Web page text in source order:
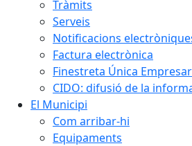
Tràmits
Serveis
Notificacions
Factura electrònica
Finestreta Única
CIDO: difusió de la
El Municipi
Com arribar-hi
Equipaments